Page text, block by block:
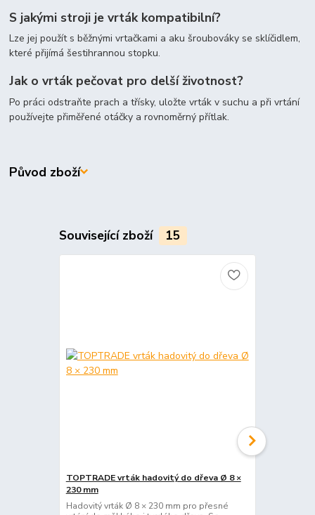
S jakými stroji je vrták kompatibilní?
Lze jej použít s běžnými vrtačkami a aku šroubováky se sklíčidlem,
které přijímá šestihrannou stopku.
Jak o vrták pečovat pro delší životnost?
Po práci odstraňte prach a třísky, uložte vrták v suchu a při vrtání
používejte přiměřené otáčky a rovnoměrný přítlak.
Původ zboží
Související zboží 15
TOPTRADE vrták hadovitý do dřeva Ø 8 ×
230 mm
Hadovitý vrták Ø 8 × 230 mm pro přesné